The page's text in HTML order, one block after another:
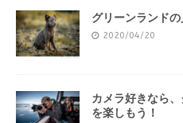
グリーンランド
2020/04/20
カメラ好きなら
を楽しもう！